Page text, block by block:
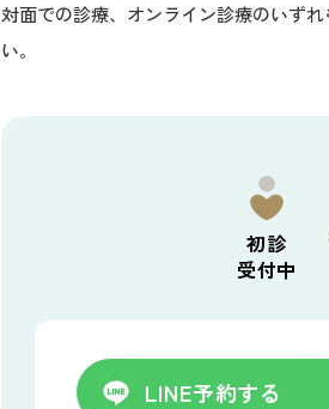
対面での診療、オンライン診療のいず
い。
初診
受付中
LINE予約する